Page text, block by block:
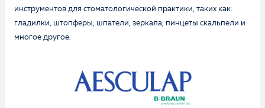
инструментов для стоматологической практики, таких как:
гладилки, штопферы, шпатели, зеркала, пинцеты скальпели и
многое другое.